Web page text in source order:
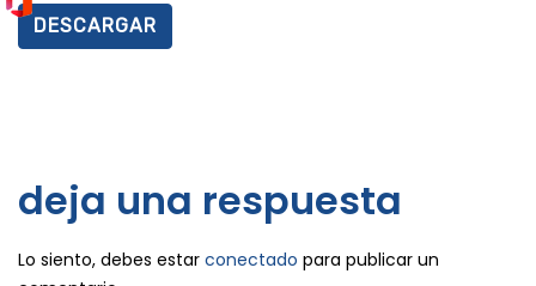
DESCARGAR
deja una respuesta
Lo siento, debes estar conectado para publicar un